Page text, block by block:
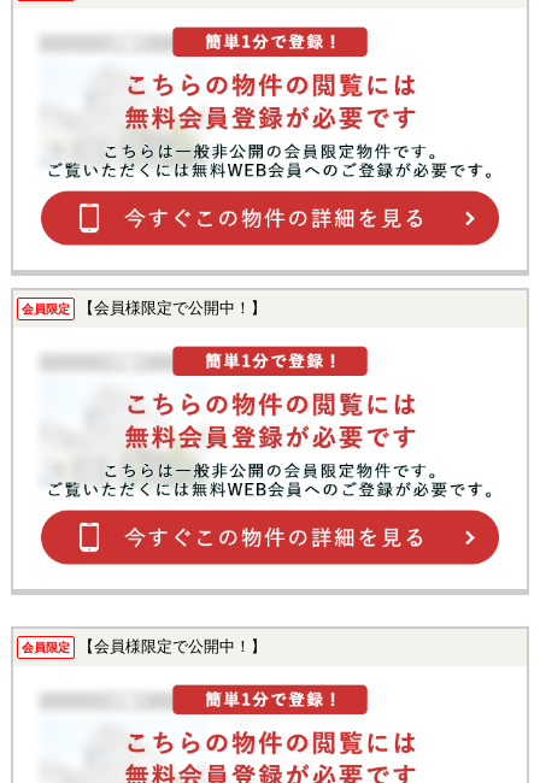
会員限定 【会員様限定で公開中！】
会員限定 【会員様限定で公開中！】